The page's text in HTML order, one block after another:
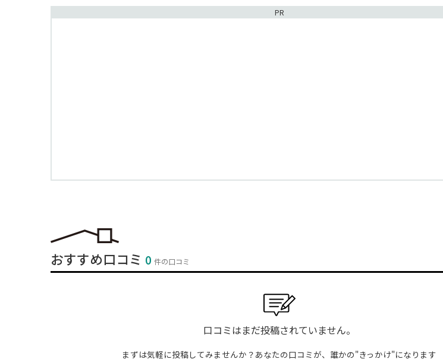
PR
おすすめ口コミ 0件の口コミ
口コミはまだ投稿されていません。
まずは気軽に投稿してみませんか？ あなたの口コミが、誰かの"きっかけ"になります